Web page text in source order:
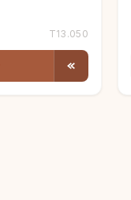
Т13.050